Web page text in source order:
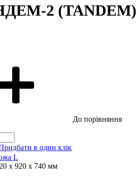
2 (TANDEM)
До порівняння
в один клік
L
x 920 x 740 мм